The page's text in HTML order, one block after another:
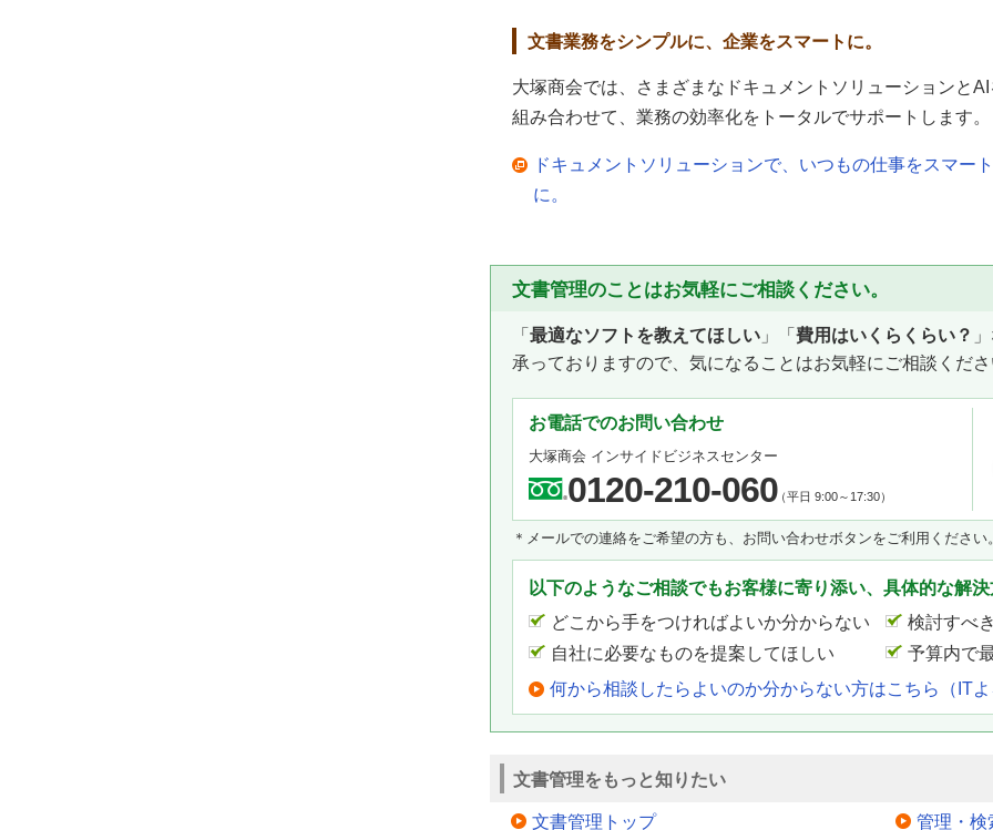
文書業務をシンプルに、企業をスマートに。
大塚商会では、さまざまなドキュメントソリューションとAI
組み合わせて、業務の効率化をトータルでサポートします。
ドキュメントソリューションで、いつもの仕事をスマート
に。
文書管理のことはお気軽にご相談ください。
「 最適なソフトを教えてほしい 」「 費用はいくらくらい？
承っておりますので、気になることはお気軽にご相談くだ
お電話でのお問い合わせ
大塚商会 インサイドビジネスセンター
0120-210-060（平日 9:00～17:30）
＊メールでの連絡をご希望の方も、お問い合わせボタンをご利用ください
以下のようなご相談でもお客様に寄り添い、具体的な解
どこから手をつければよいか分からない
検討すべ
自社に必要なものを提案してほしい
予算内で
何から相談したらよいのか分からない方はこちら（IT
文書管理をもっと知りたい
文書管理トップ 管理・検